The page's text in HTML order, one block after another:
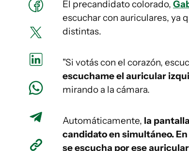
El precandidato colorado,
escuchar con auriculares, ya
distintas.
"Si votás con el corazón,
escuchame el auricular
mirando a la cámara.
Automáticamente, la
candidato en simultáneo.
se escucha por ese